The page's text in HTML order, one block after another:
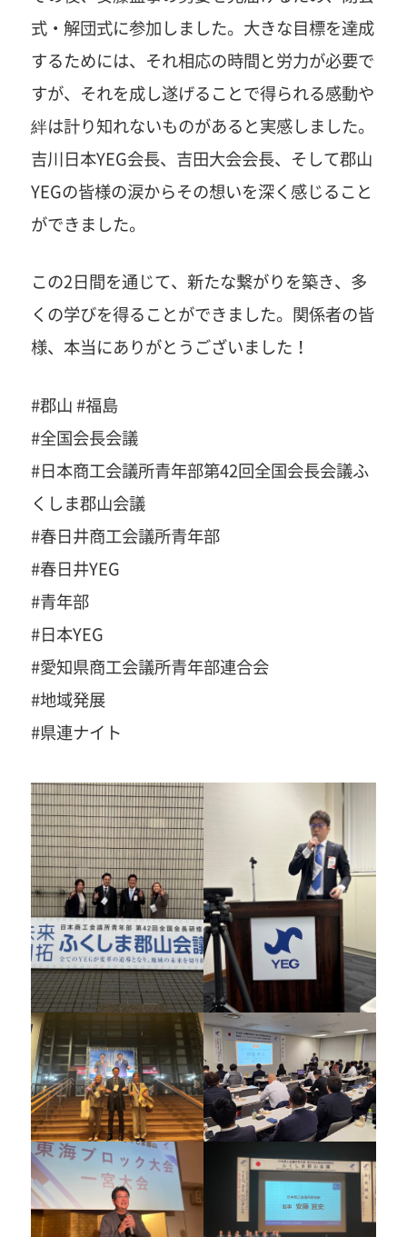
式・解団式に参加しました。大きな目標を達成
するためには、それ相応の時間と労力が必要で
すが、それを成し遂げることで得られる感動や
絆は計り知れないものがあると実感しました。
吉川日本YEG会長、吉田大会会長、そして郡山
YEGの皆様の涙からその想いを深く感じること
ができました。
この2日間を通じて、新たな繋がりを築き、多
くの学びを得ることができました。関係者の皆
様、本当にありがとうございました！
#郡山 #福島
#全国会長会議
#日本商工会議所青年部第42回全国会長会議ふ
くしま郡山会議
#春日井商工会議所青年部
#春日井YEG
#青年部
#日本YEG
#愛知県商工会議所青年部連合会
#地域発展
#県連ナイト